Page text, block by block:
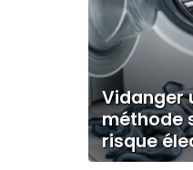
Vidanger
méthode
risque